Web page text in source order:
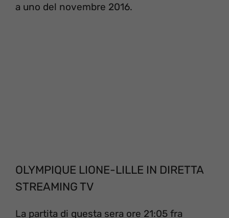
a uno del novembre 2016.
OLYMPIQUE LIONE-LILLE IN DIRETTA
STREAMING TV
La partita di questa sera ore 21:05 fra